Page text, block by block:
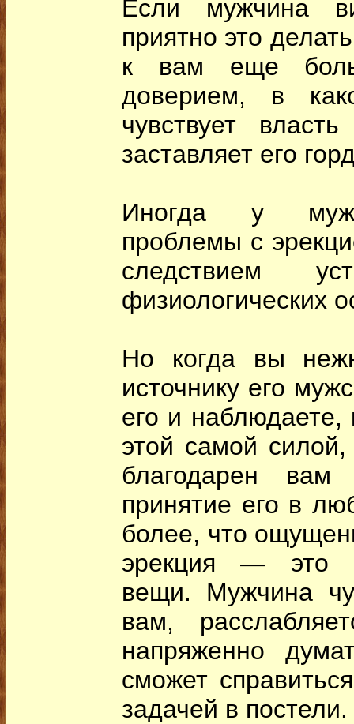
Если мужчина
приятно это
к вам еще
доверием, в
чувствует
заставляет его
Иногда у
проблемы с
следствием
физиологических
Но когда вы
источнику его
его и наблюдаете,
этой самой
благодарен
принятие его в
более, что
эрекция — это
вещи. Мужчина
вам,
напряженно
сможет
задачей в постели.